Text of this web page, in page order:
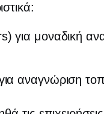
για μοναδική
αναγνώριση